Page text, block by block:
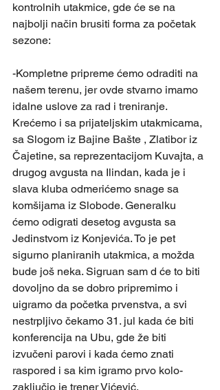
kontrolnih utakmice, gde će se na
najbolji način brusiti forma za početak
sezone:
-Kompletne pripreme ćemo odraditi na
našem terenu, jer ovde stvarno imamo
idalne uslove za rad i treniranje.
Krećemo i sa prijateljskim utakmicama,
sa Slogom iz Bajine Bašte , Zlatibor iz
Čajetine, sa reprezentacijom Kuvajta, a
drugog avgusta na Ilindan, kada je i
slava kluba odmerićemo snage sa
komšijama iz Slobode. Generalku
ćemo odigrati desetog avgusta sa
Jedinstvom iz Konjevića. To je pet
sigurno planiranih utakmica, a možda
bude još neka. Sigruan sam d će to biti
dovoljno da se dobro pripremimo i
uigramo da početka prvenstva, a svi
nestrpljivo čekamo 31. jul kada će biti
konferencija na Ubu, gde že biti
izvučeni parovi i kada ćemo znati
raspored i sa kim igramo prvo kolo-
zaključio je trener Vićević.